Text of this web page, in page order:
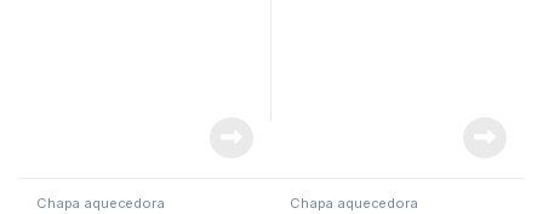
Chapa aquecedora Chapa aquecedora